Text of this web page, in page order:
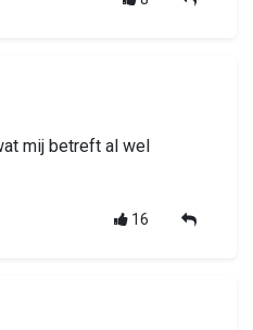
mij betreft al wel
16